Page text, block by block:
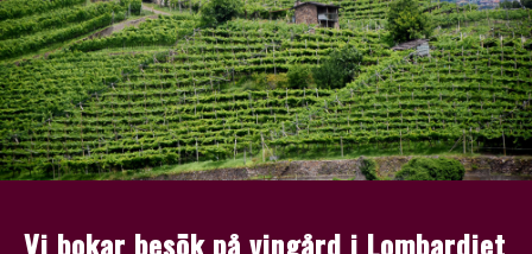
Italien
Vinturer
GourmetTravel
BikeTravel
Vi bokar besök på vingård i Lombardiet